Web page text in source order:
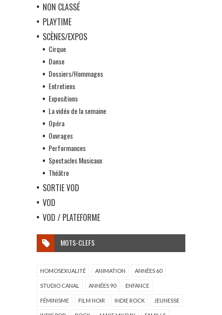
NON CLASSÉ
PLAYTIME
SCÈNES/EXPOS
Cirque
Danse
Dossiers/Hommages
Entretiens
Expositions
La vidéo de la semaine
Opéra
Ouvrages
Performances
Spectacles Musicaux
Théâtre
SORTIE VOD
VOD
VOD / PLATEFORME
MOTS-CLEFS
HOMOSEXUALITÉ ANIMATION ANNÉES 60
STUDIO CANAL ANNÉES 90 ENFANCE
FÉMINISME FILM NOIR INDIE ROCK JEUNESSE